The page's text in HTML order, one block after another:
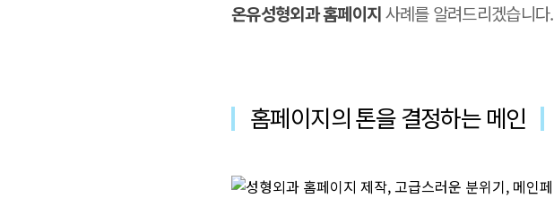
온유성형외과 홈페이지사례를 알려드리겠습니다.
홈페이지의 톤을 결정하는 메인